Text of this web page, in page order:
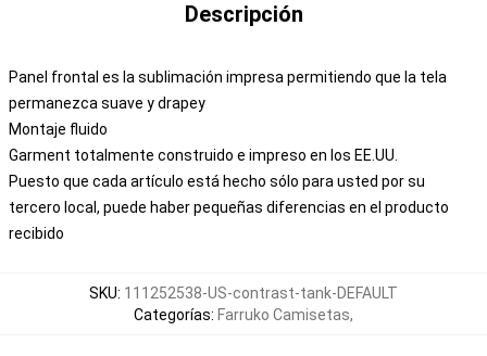
Descripción
Panel frontal es la sublimación impresa permitiendo que la tela
permanezca suave y drapey
Montaje fluido
Garment totalmente construido e impreso en los EE.UU.
Puesto que cada artículo está hecho sólo para usted por su
tercero local, puede haber pequeñas diferencias en el producto
recibido
SKU: 111252538-US-contrast-tank-DEFAULT
Categorías: Farruko Camisetas,